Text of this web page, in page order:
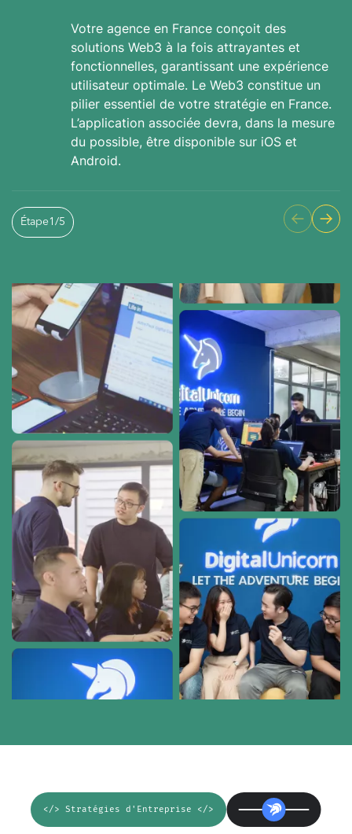
Votre agence en France conçoit des
solutions Web3 à la fois attrayantes et
fonctionnelles, garantissant une expérience
utilisateur optimale. Le Web3 constitue un
pilier essentiel de votre stratégie en France.
L’application associée devra, dans la mesure
du possible, être disponible sur iOS et
Android.
Étape1 /5
</> Stratégies d'Entreprise </>